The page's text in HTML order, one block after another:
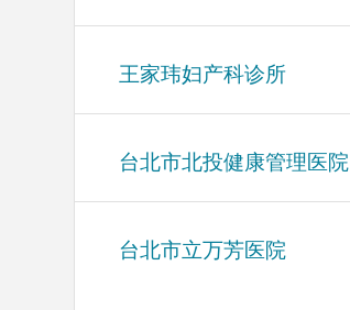
王家玮妇产科诊所
台北市北投健康管理医院
台北市立万芳医院